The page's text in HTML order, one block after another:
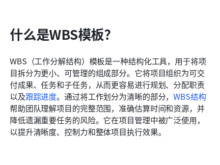
什么是WBS模板？
WBS（工作分解结构）模板是一种结构化工具，用于将项
目拆分为更小、可管理的组成部分。它将项目组织为可交
付成果、任务和子任务，从而更容易进行规划、分配职责
以及跟踪进度。通过将工作划分为清晰的部分，WBS结构
帮助团队理解项目的完整范围，准确估算时间和资源，并
降低遗漏重要任务的风险。它在项目管理中被广泛使用，
以提升清晰度、控制力和整体项目执行效果。